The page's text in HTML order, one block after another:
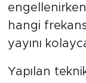
hangi
yayını
Yapılan